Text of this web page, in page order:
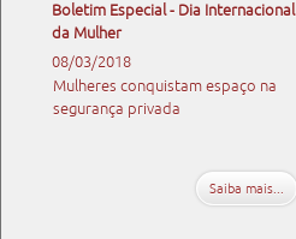
Boletim Especial - Dia Internacional
da Mulher
08/03/2018
Mulheres conquistam espaço na
segurança privada
Saiba mais...